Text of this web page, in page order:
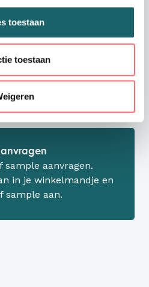
toestaan
toestaan
sample aanvragen.
in je winkelmandje en
sample aan.